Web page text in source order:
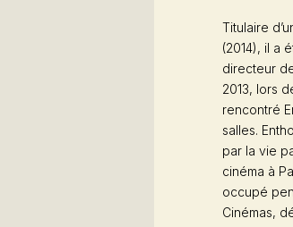
Titulaire
(2014), il a
directeur
2013, lors
rencontré
salles.
par la vie
cinéma à
occupé
Cinémas,